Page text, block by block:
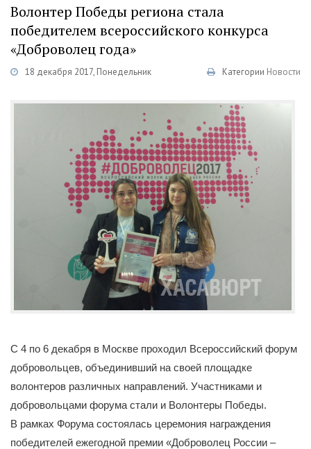
Волонтер Победы региона стала
победителем всероссийского конкурса
«Доброволец года»
18 декабря 2017, Понедельник Категории Новости
С 4 по 6 декабря в Москве проходил Всероссийский форум
добровольцев, объединивший на своей площадке
волонтеров различных направлений. Участниками и
добровольцами форума стали и Волонтеры Победы.
В рамках Форума состоялась церемония награждения
победителей ежегодной премии «Доброволец России –